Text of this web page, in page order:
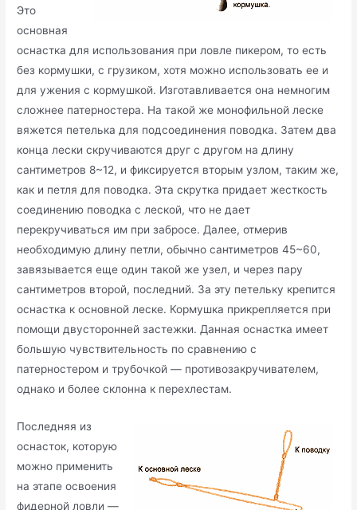
Это
основная
оснастка для использования при ловле пикером, то есть
без кормушки, с грузиком, хотя можно использовать ее и
для ужения с кормушкой. Изготавливается она немногим
сложнее патерностера. На такой же монофильной леске
вяжется петелька для подсоединения поводка. Затем два
конца лески скручиваются друг с другом на длину
сантиметров 8~12, и фиксируется вторым узлом, таким же,
как и петля для поводка. Эта скрутка придает жесткость
соединению поводка с леской, что не дает
перекручиваться им при забросе. Далее, отмерив
необходимую длину петли, обычно сантиметров 45~60,
завязывается еще один такой же узел, и через пару
сантиметров второй, последний. За эту петельку крепится
оснастка к основной леске. Кормушка прикрепляется при
помощи двусторонней застежки. Данная оснастка имеет
большую чувствительность по сравнению с
патерностером и трубочкой — противозакручивателем,
однако и более склонна к перехлестам.
Последняя из
оснасток, которую
можно применить
на этапе освоения
фидерной ловли —